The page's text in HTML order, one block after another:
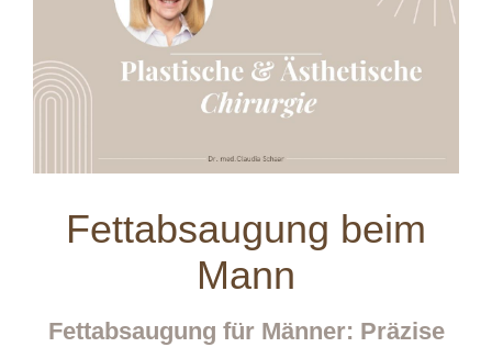
Fettabsaugung beim
Mann
Fettabsaugung für Männer: Präzise